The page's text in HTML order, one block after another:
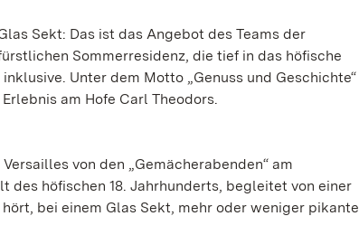
Sekt: Das ist das Angebot des Teams der
Sommerresidenz, die tief in das höfische
Unter dem Motto „Genuss und Geschichte“
am Hofe Carl Theodors.
von den „Gemächerabenden“ am
des höfischen 18. Jahrhunderts, begleitet von einer
bei einem Glas Sekt, mehr oder weniger pikante